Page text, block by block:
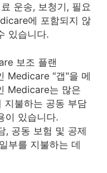
운송, 보청기, 필요
에 포함되지 않
있습니다.
보조 플랜
Medicare "갭"을 메
Medicare는 많은
지불하는 공동 부담
이 있습니다.
, 공동 보험 및 공제
부를 지불하는 데